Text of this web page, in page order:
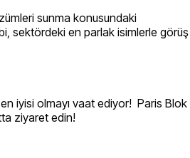
sunma konusundaki
sektördeki en parlak isimlerle görüş
iyisi olmayı vaat ediyor! Paris Blok
ziyaret edin!